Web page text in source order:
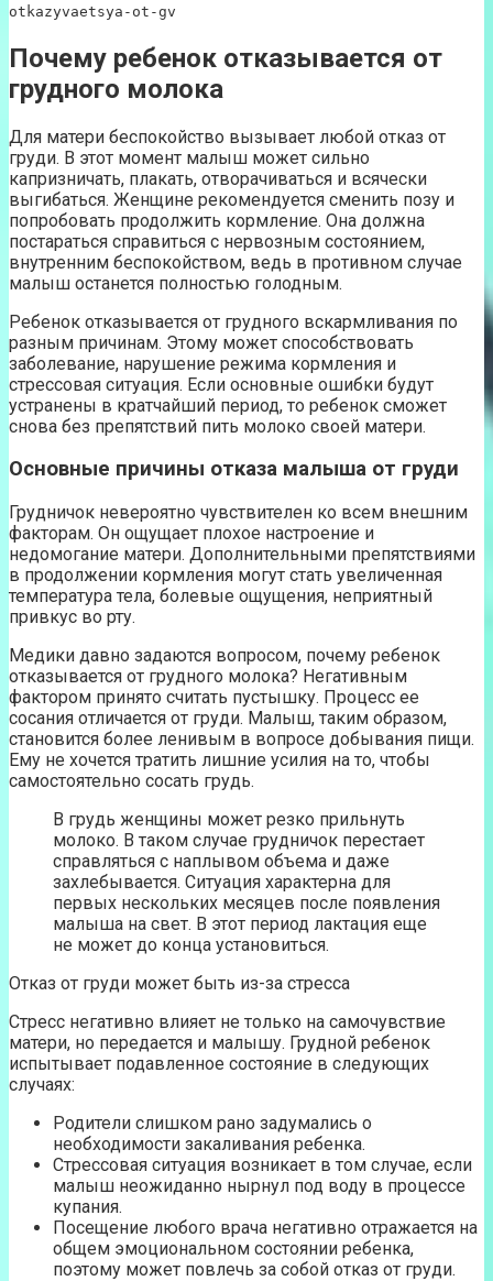
otkazyvaetsya-ot-gv
Почему ребенок отказывается от
грудного молока
Для матери беспокойство вызывает любой отказ от
груди. В этот момент малыш может сильно
капризничать, плакать, отворачиваться и всячески
выгибаться. Женщине рекомендуется сменить позу и
попробовать продолжить кормление. Она должна
постараться справиться с нервозным состоянием,
внутренним беспокойством, ведь в противном случае
малыш останется полностью голодным.
Ребенок отказывается от грудного вскармливания по
разным причинам. Этому может способствовать
заболевание, нарушение режима кормления и
стрессовая ситуация. Если основные ошибки будут
устранены в кратчайший период, то ребенок сможет
снова без препятствий пить молоко своей матери.
Основные причины отказа малыша от груди
Грудничок невероятно чувствителен ко всем внешним
факторам. Он ощущает плохое настроение и
недомогание матери. Дополнительными препятствиями
в продолжении кормления могут стать увеличенная
температура тела, болевые ощущения, неприятный
привкус во рту.
Медики давно задаются вопросом, почему ребенок
отказывается от грудного молока? Негативным
фактором принято считать пустышку. Процесс ее
сосания отличается от груди. Малыш, таким образом,
становится более ленивым в вопросе добывания пищи.
Ему не хочется тратить лишние усилия на то, чтобы
самостоятельно сосать грудь.
В грудь женщины может резко прильнуть
молоко. В таком случае грудничок перестает
справляться с наплывом объема и даже
захлебывается. Ситуация характерна для
первых нескольких месяцев после появления
малыша на свет. В этот период лактация еще
не может до конца установиться.
Отказ от груди может быть из-за стресса
Стресс негативно влияет не только на самочувствие
матери, но передается и малышу. Грудной ребенок
испытывает подавленное состояние в следующих
случаях:
Родители слишком рано задумались о
необходимости закаливания ребенка.
Стрессовая ситуация возникает в том случае, если
малыш неожиданно нырнул под воду в процессе
купания.
Посещение любого врача негативно отражается на
общем эмоциональном состоянии ребенка,
поэтому может повлечь за собой отказ от груди.